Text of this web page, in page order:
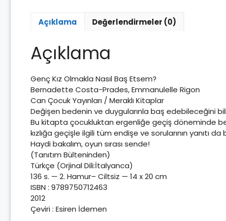
Açıklama Değerlendirmeler (0)
Açıklama
Genç Kız Olmakla Nasıl Baş Etsem?
Bernadette Costa-Prades, Emmanulelle Rigon
Can Çocuk Yayınları / Meraklı Kitaplar
Değişen bedenin ve duygularınla baş edebileceğini
Bu kitapta çocukluktan ergenliğe geçiş döneminde
kızlığa geçişle ilgili tüm endişe ve sorularının yanıtı
Haydi bakalım, oyun sırası sende!
(Tanıtım Bülteninden)
Türkçe (Orjinal Dili:İtalyanca)
136 s. — 2. Hamur– Ciltsiz — 14 x 20 cm
ISBN : 9789750712463
2012
Çeviri : Esiren İdemen